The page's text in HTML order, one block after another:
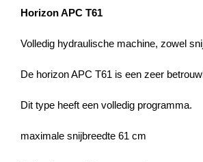
Horizon APC T61
Volledig hydraulische machine, zowel
De horizon APC T61 is een zeer
Dit type heeft een volledig programma.
maximale snijbreedte 61 cm